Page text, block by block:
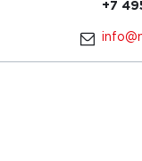
+7